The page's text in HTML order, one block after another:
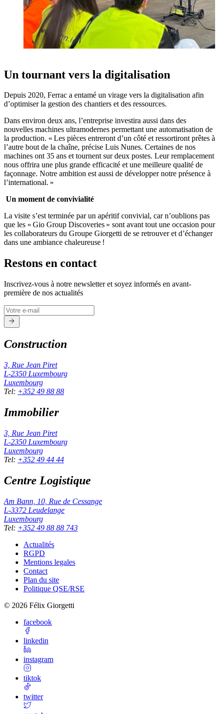
Un tournant vers la digitalisation
Depuis 2020, Ferrac a entamé un virage vers la digitalisation afin
d’optimiser la gestion des chantiers et des ressources.
Dans environ deux ans, l’entreprise investira aussi dans des
nouvelles machines ultramodernes permettant une automatisation de
la production. « Les pièces entreront d’un côté et ressortiront prêtes à
l’autre bout de la chaîne, précise Luis Nunes. Certaines de nos
machines ont 35 ans et tournent sur deux postes. Leur remplacement
nous offrira une plus grande efficacité et une meilleure qualité de
façonnage. Notre ambition est aussi de développer notre présence à
l’international. »
Un moment de convivialité
La visite s’est terminée par un apéritif convivial, car n’oublions pas
que les « Gio Group Discoveries » sont avant tout une occasion pour
les collaborateurs du Groupe Giorgetti de se retrouver et d’échanger
dans une ambiance chaleureuse !
Restons en contact
Inscrivez-vous à notre newsletter et soyez informés en avant-
première de nos actualités
Construction
3, Rue Jean Piret
L-2350 Luxembourg
Luxembourg
Tel: +352 49 88 88
Immobilier
3, Rue Jean Piret
L-2350 Luxembourg
Luxembourg
Tel: +352 49 44 44
Centre Logistique
Am Bann, 10, Rue de Cessange
L-3372 Leudelange
Luxembourg
Tel: +352 49 88 88 743
Actualités
RGPD
Mentions legales
Contact
Plan du site
Politique QSE/RSE
© 2026 Félix Giorgetti
facebook
linkedin
instagram
tiktok
twitter